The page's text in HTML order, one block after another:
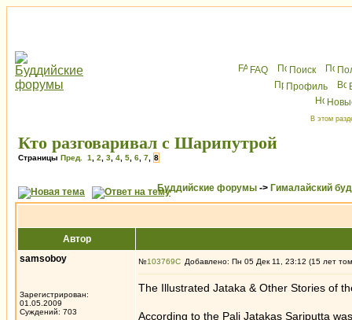
FAQ Поиск
Профиль
В этом
Кто разговаривал с Шарипутрой
Страницы Пред. 1 2 3 4 5 6 7 8
Буддийские форумы -> Гималайский
Автор
samsoboy
Зарегистрирован:
01.05.2009
Суждений: 703
№103769 Добавлено: Пн 05 Дек 11, 23:12 (15 лет
The Illustrated Jataka & Other Stories of
According to the Pali Jatakas Sariputta